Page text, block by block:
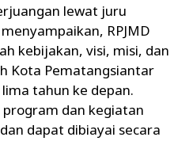
lewat juru
RPJMD
kebijakan, visi, misi, dan
Kota Pematangsiantar
tahun ke depan.
dan kegiatan
dapat dibiayai secara